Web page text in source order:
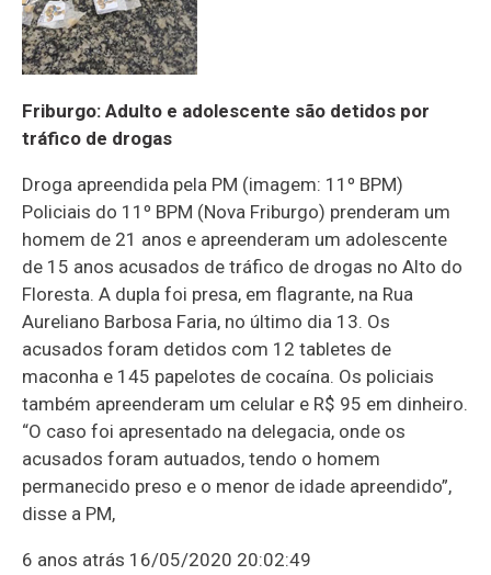
Friburgo: Adulto e adolescente são detidos por
tráfico de drogas
Droga apreendida pela PM (imagem: 11º BPM)
Policiais do 11º BPM (Nova Friburgo) prenderam um
homem de 21 anos e apreenderam um adolescente
de 15 anos acusados de tráfico de drogas no Alto do
Floresta. A dupla foi presa, em flagrante, na Rua
Aureliano Barbosa Faria, no último dia 13. Os
acusados foram detidos com 12 tabletes de
maconha e 145 papelotes de cocaína. Os policiais
também apreenderam um celular e R$ 95 em dinheiro.
“O caso foi apresentado na delegacia, onde os
acusados foram autuados, tendo o homem
permanecido preso e o menor de idade apreendido”,
disse a PM,
6 anos atrás 16/05/2020 20:02:49